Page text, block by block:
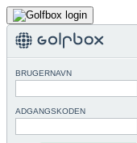
BRUGERNAVN
ADGANGSKODEN